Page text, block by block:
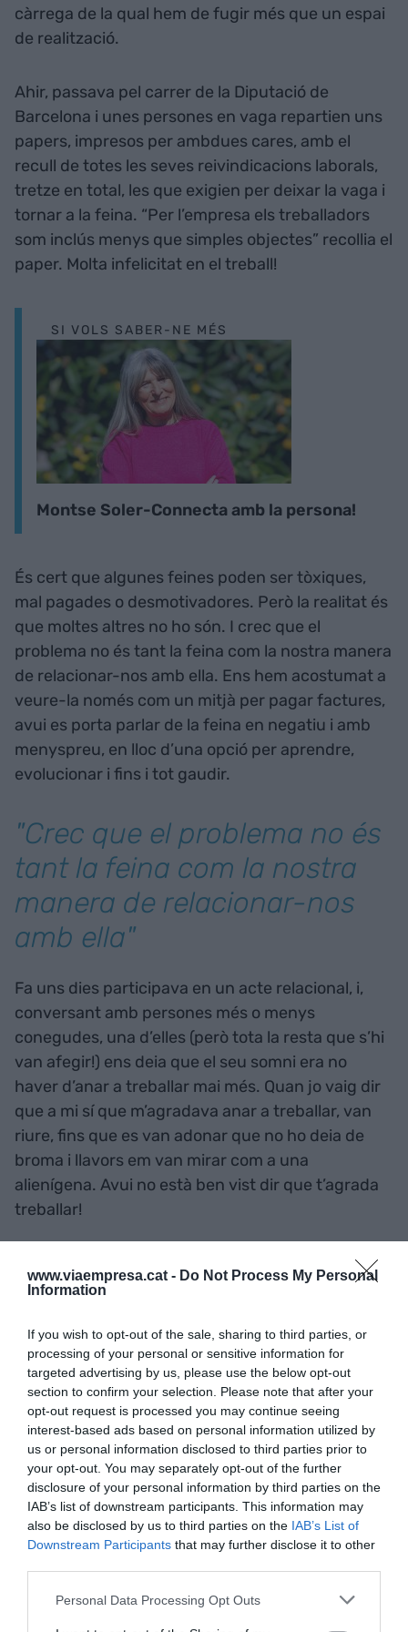
www.viaempresa.cat - Do Not Process My Personal
Information
If you wish to opt-out of the sale, sharing to third parties, or
processing of your personal or sensitive information for
targeted advertising by us, please use the below opt-out
section to confirm your selection. Please note that after your
opt-out request is processed you may continue seeing
interest-based ads based on personal information utilized by
us or personal information disclosed to third parties prior to
your opt-out. You may separately opt-out of the further
disclosure of your personal information by third parties on the
IAB’s list of downstream participants. This information may
also be disclosed by us to third parties on the IAB’s List of
Downstream Participants that may further disclose it to other
Personal Data Processing Opt Outs
càrrega de la qual hem de fugir més que un espai
de realització.
Ahir, passava pel carrer de la Diputació de
Barcelona i unes persones en vaga repartien uns
papers, impresos per ambdues cares, amb el
recull de totes les seves reivindicacions laborals,
tretze en total, les que exigien per deixar la vaga i
tornar a la feina. “Per l’empresa els treballadors
som inclús menys que simples objectes” recollia el
paper. Molta infelicitat en el treball!
SI VOLS SABER-NE MÉS
Montse Soler-Connecta amb la persona!
És cert que algunes feines poden ser tòxiques,
mal pagades o desmotivadores. Però la realitat és
que moltes altres no ho són. I crec que el
problema no és tant la feina com la nostra manera
de relacionar-nos amb ella. Ens hem acostumat a
veure-la només com un mitjà per pagar factures,
avui es porta parlar de la feina en negatiu i amb
menyspreu, en lloc d’una opció per aprendre,
evolucionar i fins i tot gaudir.
"Crec que el problema no és
tant la feina com la nostra
manera de relacionar-nos
amb ella"
Fa uns dies participava en un acte relacional, i,
conversant amb persones més o menys
conegudes, una d’elles (però tota la resta que s’hi
van afegir!) ens deia que el seu somni era no
haver d’anar a treballar mai més. Quan jo vaig dir
que a mi sí que m’agradava anar a treballar, van
riure, fins que es van adonar que no ho deia de
broma i llavors em van mirar com a una
alienígena. Avui no està ben vist dir que t’agrada
treballar!
dissociació entre felicitat i feina hauria de ser
un client, si tu no estàs entusiasmat? Si a tu et fa
infeliç estar allà, com pots empatitzar amb qui et
parla? Vendre és crear relacions, entendre
necessitats, trobar solucions. I jo no em crec que
això es pugui fer sense una implicació i un
compromís sentit. Un comercial infeliç, no ven.
Podem estimar la nostra feina? Jo no ho puc
concebre de cap altra manera, i més si ens
expliquem sobre ella. Potser el que cal no és